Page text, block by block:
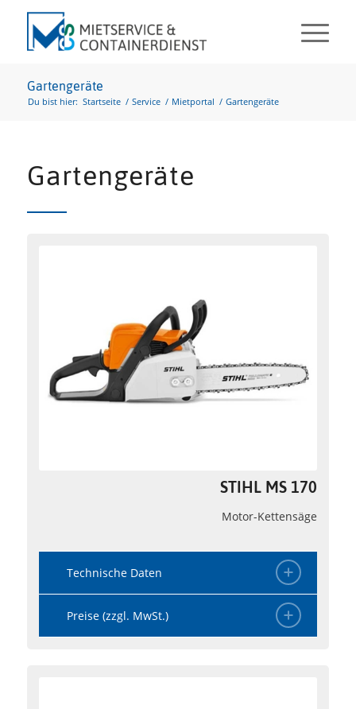
Gartengeräte
Du bist hier: Startseite / Service / Mietportal / Gartengeräte
Gartengeräte
STIHL MS 170
Motor-Kettensäge
Technische Daten
Preise (zzgl. MwSt.)